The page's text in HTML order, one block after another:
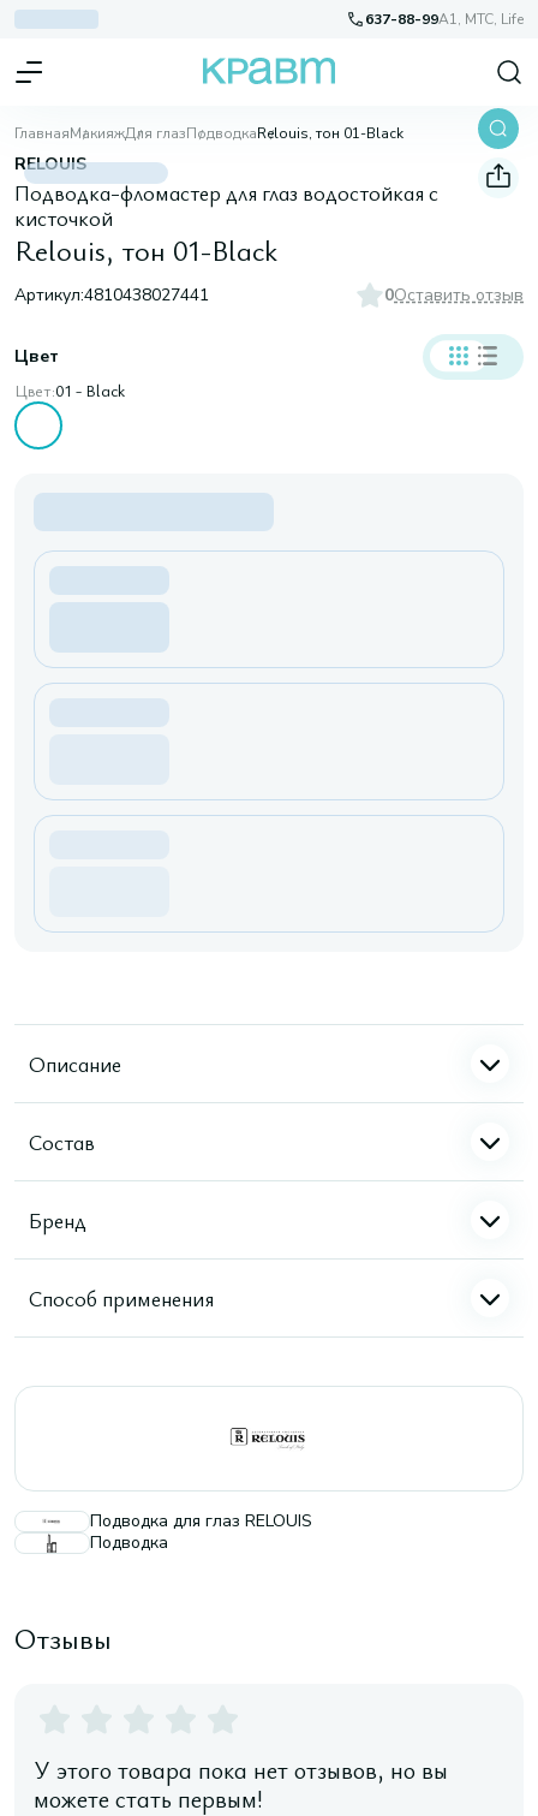
637-88-99A1, МТС, Life
ГлавнаяМакияжДля глазПодводкаRelouis, тон 01-Black
RELOUIS
Подводка-фломастер для глаз водостойкая с
кисточкой
Relouis, тон 01-Black
Артикул:4810438027441 0Оставить отзыв
Цвет
Цвет:01 - Black
Описание
Состав
Бренд
Способ применения
Подводка для глаз RELOUIS
Подводка
Отзывы
У этого товара пока нет отзывов, но вы
можете стать первым!